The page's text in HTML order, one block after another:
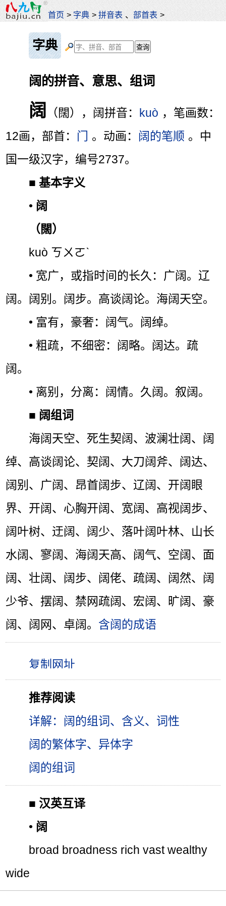
首页 > 字典 >拼音表 、部首表 >
字典
阔的拼音、意思、组词
阔 （闊），阔拼音： kuò ，笔画数：
12画，部首： 门 。动画： 阔的笔顺 。中
国一级汉字，编号2737。
■基本字义
• 阔
（闊）
kuò ㄎㄨㄛˋ
• 宽广，或指时间的长久：广阔。辽
阔。阔别。阔步。高谈阔论。海阔天空。
• 富有，豪奢：阔气。阔绰。
• 粗疏，不细密：阔略。阔达。疏
阔。
• 离别，分离：阔情。久阔。叙阔。
■ 阔组词
海阔天空、死生契阔、波澜壮阔、阔
绰、高谈阔论、契阔、大刀阔斧、阔达、
阔别、广阔、昂首阔步、辽阔、开阔眼
界、开阔、心胸开阔、宽阔、高视阔步、
阔叶树、迂阔、阔少、落叶阔叶林、山长
水阔、寥阔、海阔天高、阔气、空阔、面
阔、壮阔、阔步、阔佬、疏阔、阔然、阔
少爷、摆阔、禁网疏阔、宏阔、旷阔、豪
阔、阔网、卓阔。 含阔的成语
推荐阅读
详解：阔的组词、含义、词性
阔的繁体字、异体字
阔的组词
■ 汉英互译
• 阔
broad broadness rich vast wealthy
wide